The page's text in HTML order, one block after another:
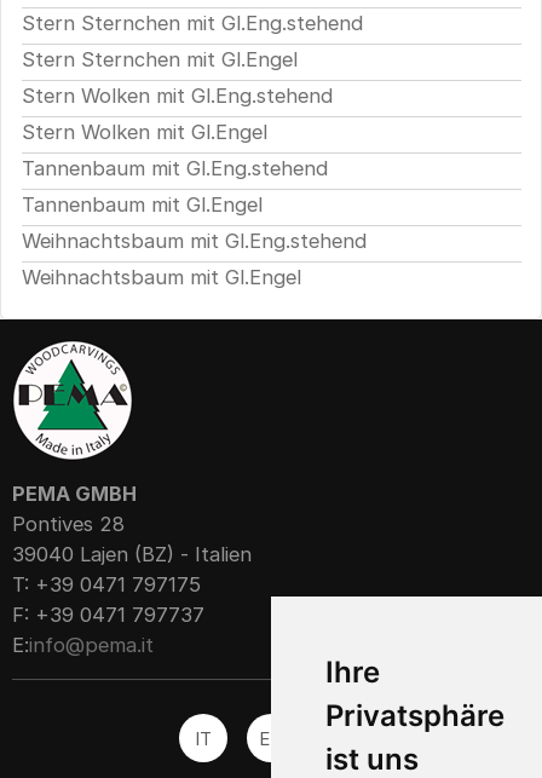
Ihre
Privatsphäre
ist uns
Stern Sternchen mit Gl.Eng.stehend
Stern Sternchen mit Gl.Engel
Stern Wolken mit Gl.Eng.stehend
Stern Wolken mit Gl.Engel
Tannenbaum mit Gl.Eng.stehend
Tannenbaum mit Gl.Engel
Weihnachtsbaum mit Gl.Eng.stehend
Weihnachtsbaum mit Gl.Engel
PEMA GMBH
Pontives 28
39040 Lajen (BZ) - Italien
T: +39 0471 797175
F: +39 0471 797737
E:info@pema.it
IT EN